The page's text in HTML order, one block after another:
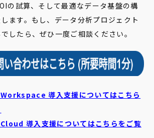
の試算、そして最適なデータ基盤の構
ます。もし、データ分析プロジェクト
したら、ぜひ一度ご相談ください。
導入支援についてはこちら
導入支援についてはこちらをご覧